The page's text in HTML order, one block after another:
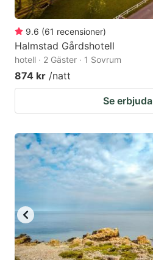
9.6 (61 recensioner)
Halmstad Gårdshotell
hotell · 2 Gäster · 1 Sovrum
874 kr /natt
Se